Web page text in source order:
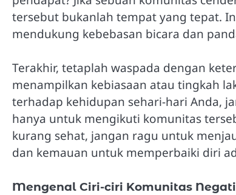
tersebut bukanlah tempat yang tepat.
mendukung kebebasan bicara dan
Terakhir, tetaplah waspada dengan
menampilkan kebiasaan atau tingkah
terhadap kehidupan sehari-hari Anda,
hanya untuk mengikuti komunitas
kurang sehat, jangan ragu untuk
dan kemauan untuk memperbaiki diri
Mengenal Ciri-ciri Komunitas